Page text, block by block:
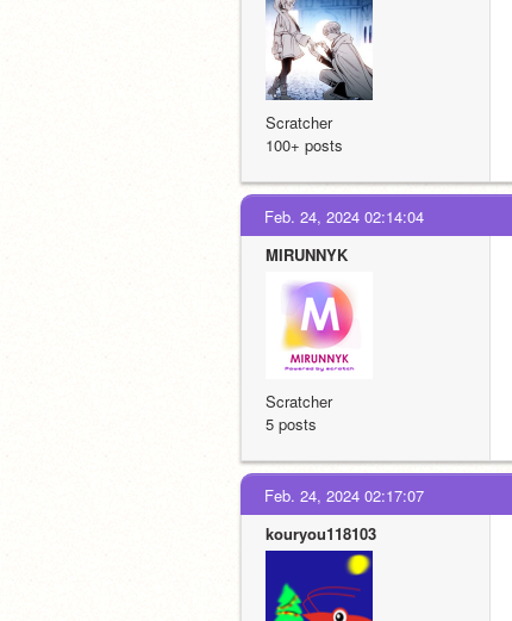
Scratcher
100+ posts
Feb. 24, 2024 02:14:04
MIRUNNYK
Scratcher
5 posts
Feb. 24, 2024 02:17:07
kouryou118103